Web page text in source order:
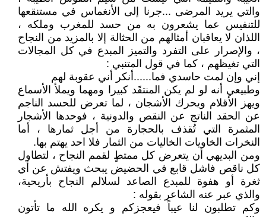
والتي يريد المرضى ...جرنا إلى الأنغماس في مستنقعها
للتنفيس عما يشعرون به من حسد للمغرب وملكه ،
اللذان لا يعاقبان أمثالهم من الحثالة إلا بالمزيد من النجاح
، والإصرار على التفرد والتميز المبدع في كل المجالات
التي تغيظهم ، كما في قول المتنبي :
إني وإن لمت حاسدي فما......أنكر أني عقوبة لهم
وطبيعي أنه لو لم يكن المنتقَد كبيرا ومهما ويملأ الأسماع
ويهز الأقلام ويحرك الأشجان ، لما تعرض للحسد الناجم
عن الحقد الناتج عن النقص والدونية ، فوحدها الأشجار
المثمرة التي تُقذف بالحجارة من أجل ثمارها ، أما
النخرات الخاويات الخاليات من الثمار فلا احد يهتم بها.
ومن البديهي أن يتعرض كل ممتطٍ لقمم النجاح ، لتطاول
كل ناقص فاشل قابع في الحضيض يبحث ويفتش عن أي
ثغرة أو هفوة للمبدع الصاعد لسلالم النجاح بأريحية،
والذي عبر عنه الشاعر بقوله :
وكم تطلبون لنا عيباً فيعجزكم و يكره الله ما تأتون